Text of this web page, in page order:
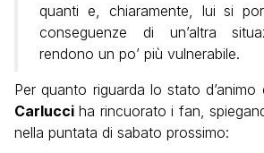
quanti e, chiaramente, lui si
conseguenze di un’altra
rendono un po’ più vulnerabile.
Per quanto riguarda lo stato
Carlucci ha rincuorato i fan,
nella puntata di sabato prossimo: